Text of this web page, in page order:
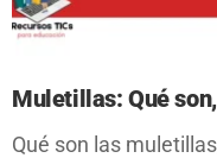
Muletillas: Qué
Qué son las